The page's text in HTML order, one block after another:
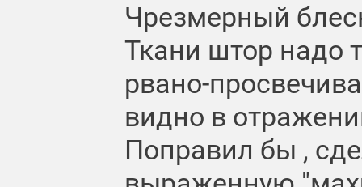
Чрезмерный
Ткани штор надо
рвано-
видно в
Поправил бы ,